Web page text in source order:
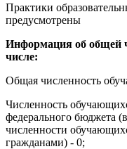
Практики
предусмотрены
Информация об общей
числе:
Общая численность
Численность
федерального бюджета
численности
гражданами) - 0;